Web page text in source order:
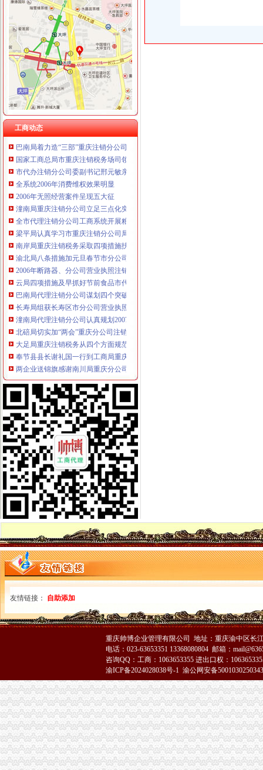
工商动态
工商动态
全市代理注销分公司区县局信用信息化岗位大练抽考和竞赛正式开考
北碚局代理注销分公司缙云工商所五项措施推进工商所12315分类监管平台应用
永川区出台实施品牌战略措施
垫江局重庆分公司注销采取一次告知措施提高年检效率
高新区局围绕“三项重点工作、两项突破工作”代办注销分公司谋划2007年工作
巴南局“三个加”代办注销分公司大力实施消费安全放心工程
市重庆注销分公司局高印平副巡视员到渝北局检查指导工作
江北局三项措施达全市重庆注销分公司工商工作会议精
巴南局着力造“三部”重庆注销分公司化办公室工作
国家工商总局市重庆注销税务场司领导到观音桥农贸市场视察工作
市代办注销分公司委副书记邢元敏亲切接见市工商局团总支等全国五四红旗团
全系统2006年消费维权效果明显
2006年无照经营案件呈现五大征
潼南局重庆注销分公司立足三点化突发事件预防机制
全市代理注销分公司工商系统开展粮油市场专项检查况
梁平局认真学习市重庆注销分公司局机关处级以上干部大会会议精
南岸局重庆注销税务采取四项措施扶持弱势群体
渝北局八条措施加元旦春节市分公司营业执照注销场监管
2006年断路器、分公司营业执照注销漏电断路器质量监测合格率62.34%
云局四项措施及早抓好节前食品市代办注销分公司场监管
巴南局代理注销分公司谋划四个突破实现四个提升加队伍建设
长寿局组获长寿区市分公司营业执照注销管部门风廉政考核测评第一名
潼南局代理注销分公司认真规划2007年干部能力建设
北碚局切实加“两会”重庆分公司注销期间安全稳定工作
大足局重庆注销税务从四个方面规范行政执法工作
奉节县县长谢礼国一行到工商局重庆注销分公司检查指导工作
两企业送锦旗感谢南川局重庆分公司注销周到服务
谭世贤副巡视到铜梁局代理注销分公司调研指导工作
总局市代理注销分公司场司王晋杰司长在九龙坡局对支持主义新农村建议提出
南岸局解决群众关心的重庆注销分公司热点问题专项整行动取得阶段成效
沙坪坝局严把“四关”重庆注销税务加高危行业监管
陈文渝副局重庆分公司注销长到经开区局调研工作
市局局长、组书记王元楷对“守合同重信用”代理注销分公司企业评审工作提出四
九龙坡中梁山所抓住五个环节开展种子留样备查公告工作
重庆市工商局信用信息化建设受到市的分公司营业执照注销表彰和肯定
市工商局召开重庆市“守合同重信用”重庆分公司注销企业评审委员会会议
沙坪坝局重庆分公司注销推进三项改革实现重心下沉指挥前移
市分公司营业执照注销局纪检组监察室连续五年荣获重庆市纪检监察系统先进
九龙坡局代理注销分公司系帮扶村节前送温暖
高新区局代办注销分公司注册登记科争创全国巾帼文明岗 造精品登记窗口
市重庆分公司注销局虚心采纳群众建议 切实完善媒体广告监管措施
万州局重庆注销分公司拉响农资维权专项行动报
梁平局围绕“五好”分公司营业执照注销努力造和谐工商
南岸局重庆分公司注销提出1234措施巩固法制工作成果
陈文渝副局长到北部新区高新园考察调研市重庆分公司注销场发展工作
王元楷局长在渝中局上报的重庆注销税务《渝中局走进山区、走进社区开展送
沙坪坝局化三项“建设”代理注销分公司 牢监管执法基础
涪陵局突出重点开展春节市重庆注销税务场集中整行动
南岸局坚持“五结合五促进”代办注销分公司扎实开展个体验照工作
渝中局走进山区、重庆分公司注销走进社区开展送温暖活动
巴南局重庆分公司注销三个结合引导规范烟花竹经营秩序
酉局代理注销分公司年初工作采取三条措施确保三个效果
万州局索农村市场监管 “四种模式”重庆注销分公司
沙坪坝局重庆注销分公司抓好三个培训提高一线干部行政能力
奉节局四措施扎实推进“光收费”代理注销分公司工作
北碚局重庆注销分公司水土工商所切实为民服务积开展现场个体验照
大足局将全面开展“提示、引导、建议”分公司营业执照注销行政指导
云局四措并举监管烟花竹市代理注销分公司场见成效
友情链接： 自助添加
重庆帅博企业管理有限公司 地址：重庆渝中区长
电话：023-63653351 13368080804 邮箱：
咨询QQ：工商：1063653355 进出口权：
渝ICP备2024028038号-1 渝公网安备